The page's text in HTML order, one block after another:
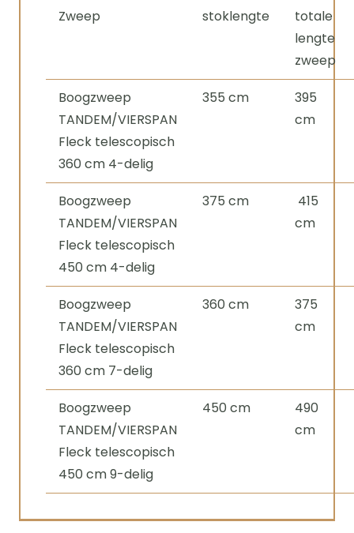
Zweep stoklengte
totale
lengte
zweep
Boogzweep
TANDEM/VIERSPAN
Fleck telescopisch
360 cm 4-delig
355 cm
395
cm
Boogzweep
TANDEM/VIERSPAN
Fleck telescopisch
450 cm 4-delig
375 cm
415
cm
Boogzweep
TANDEM/VIERSPAN
Fleck telescopisch
360 cm 7-delig
360 cm
375
cm
Boogzweep
TANDEM/VIERSPAN
Fleck telescopisch
450 cm 9-delig
450 cm
490
cm